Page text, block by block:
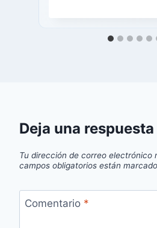
Deja una respuesta
Tu dirección de correo electrónico
campos obligatorios están
Comentario *